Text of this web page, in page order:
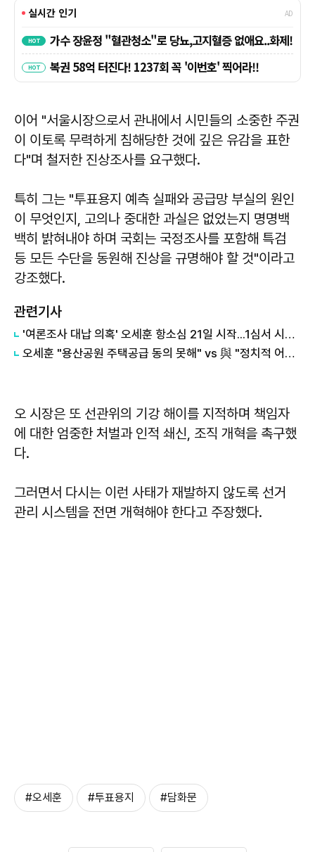
이어 "서울시장으로서 관내에서 시민들의 소중한 주권
이 이토록 무력하게 침해당한 것에 깊은 유감을 표한
다"며 철저한 진상조사를 요구했다.
특히 그는 "투표용지 예측 실패와 공급망 부실의 원인
이 무엇인지, 고의나 중대한 과실은 없었는지 명명백
백히 밝혀내야 하며 국회는 국정조사를 포함해 특검
등 모든 수단을 동원해 진상을 규명해야 할 것"이라고
강조했다.
관련기사
'여론조사 대납 의혹' 오세훈 항소심 21일 시작...1심서 시장직 상실형
오세훈 "용산공원 주택공급 동의 못해" vs 與 "정치적 어젠다로 사용" 맞불
오 시장은 또 선관위의 기강 해이를 지적하며 책임자
에 대한 엄중한 처벌과 인적 쇄신, 조직 개혁을 촉구했
다.
그러면서 다시는 이런 사태가 재발하지 않도록 선거
관리 시스템을 전면 개혁해야 한다고 주장했다.
#오세훈 #투표용지 #담화문